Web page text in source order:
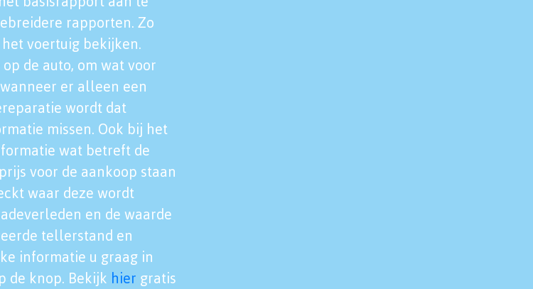
rapporten. Zo
voertuig bekijken.
de auto, om wat voor
er alleen een
wordt dat
missen. Ook bij het
wat betreft de
voor de aankoop staan
waar deze wordt
en de waarde
tellerstand en
informatie u graag in
de knop. Bekijk hier gratis